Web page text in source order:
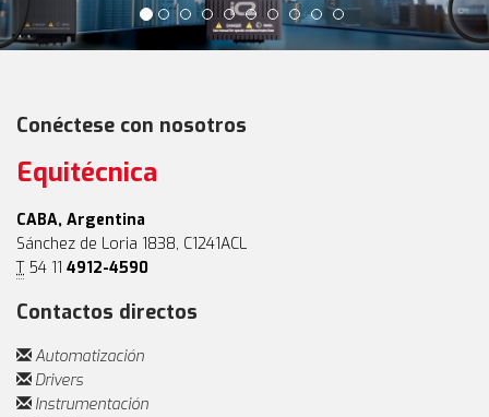
Conéctese con nosotros
Equitécnica
CABA, Argentina
Sánchez de Loria 1838, C1241ACL
T54 11 4912-4590
Contactos directos
Automatización
Drivers
Instrumentación